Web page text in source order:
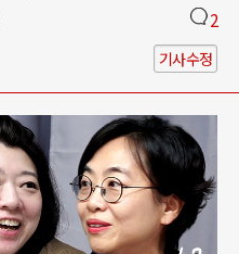
2
기사수정